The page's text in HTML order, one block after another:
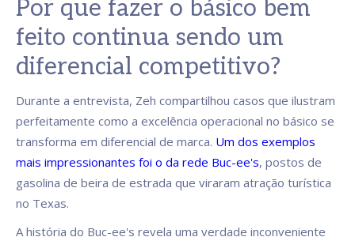
Por que fazer o básico bem
feito continua sendo um
diferencial competitivo?
Durante a entrevista, Zeh compartilhou casos que ilustram
perfeitamente como a excelência operacional no básico se
transforma em diferencial de marca. Um dos exemplos
mais impressionantes foi o da rede Buc-ee's, postos de
gasolina de beira de estrada que viraram atração turística
no Texas.
A história do Buc-ee's revela uma verdade inconveniente